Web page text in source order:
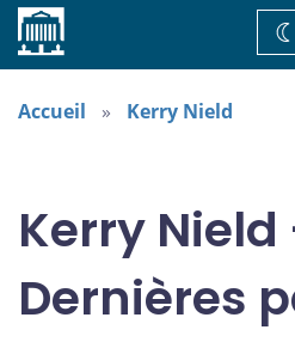
Accueil
Accueil Kerry Nield
Kerry Nield
Dernières